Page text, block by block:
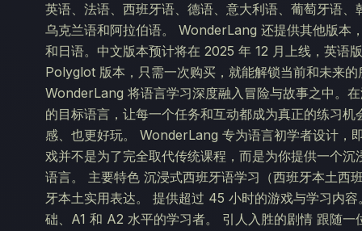
英语、法语、西班牙语、德语、意大利语、葡萄牙语
乌克兰语和阿拉伯语。 WonderLang 还提供其他版本
和日语。中文版本预计将在 2025 年 12 月上线，英
Polyglot 版本，只需一次购买，就能解锁当前和未来
WonderLang 将语言学习深度融入冒险与故事之中。
的目标语言，让每一个任务和互动都成为真正的练习
感、也更好玩。 WonderLang 专为语言初学者设计，
戏并不是为了完全取代传统课程，而是为你提供一个
语言。 主要特色 沉浸式西班牙语学习（西班牙本土西
牙本土实用表达。 提供超过 45 小时的游戏与学习内
础、A1 和 A2 水平的学习者。 引人入胜的剧情 跟随